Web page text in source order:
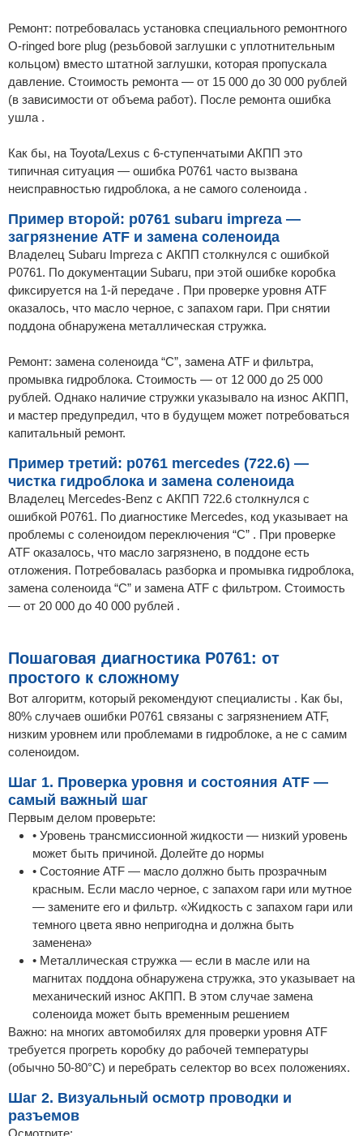
Ремонт: потребовалась установка специального ремонтного
O-ringed bore plug (резьбовой заглушки с уплотнительным
кольцом) вместо штатной заглушки, которая пропускала
давление. Стоимость ремонта — от 15 000 до 30 000 рублей
(в зависимости от объема работ). После ремонта ошибка
ушла .
Как бы, на Toyota/Lexus с 6-ступенчатыми АКПП это
типичная ситуация — ошибка P0761 часто вызвана
неисправностью гидроблока, а не самого соленоида .
Пример второй: p0761 subaru impreza —
загрязнение ATF и замена соленоида
Владелец Subaru Impreza с АКПП столкнулся с ошибкой
P0761. По документации Subaru, при этой ошибке коробка
фиксируется на 1-й передаче . При проверке уровня ATF
оказалось, что масло черное, с запахом гари. При снятии
поддона обнаружена металлическая стружка.
Ремонт: замена соленоида “C”, замена ATF и фильтра,
промывка гидроблока. Стоимость — от 12 000 до 25 000
рублей. Однако наличие стружки указывало на износ АКПП,
и мастер предупредил, что в будущем может потребоваться
капитальный ремонт.
Пример третий: p0761 mercedes (722.6) —
чистка гидроблока и замена соленоида
Владелец Mercedes-Benz с АКПП 722.6 столкнулся с
ошибкой P0761. По диагностике Mercedes, код указывает на
проблемы с соленоидом переключения “C” . При проверке
ATF оказалось, что масло загрязнено, в поддоне есть
отложения. Потребовалась разборка и промывка гидроблока,
замена соленоида “C” и замена ATF с фильтром. Стоимость
— от 20 000 до 40 000 рублей .
Пошаговая диагностика P0761: от
простого к сложному
Вот алгоритм, который рекомендуют специалисты . Как бы,
80% случаев ошибки P0761 связаны с загрязнением ATF,
низким уровнем или проблемами в гидроблоке, а не с самим
соленоидом.
Шаг 1. Проверка уровня и состояния ATF —
самый важный шаг
Первым делом проверьте:
• Уровень трансмиссионной жидкости — низкий уровень
может быть причиной. Долейте до нормы
• Состояние ATF — масло должно быть прозрачным
красным. Если масло черное, с запахом гари или мутное
— замените его и фильтр. «Жидкость с запахом гари или
темного цвета явно непригодна и должна быть
заменена»
• Металлическая стружка — если в масле или на
магнитах поддона обнаружена стружка, это указывает на
механический износ АКПП. В этом случае замена
соленоида может быть временным решением
Важно: на многих автомобилях для проверки уровня ATF
требуется прогреть коробку до рабочей температуры
(обычно 50-80°C) и перебрать селектор во всех положениях.
Шаг 2. Визуальный осмотр проводки и
разъемов
Осмотрите: